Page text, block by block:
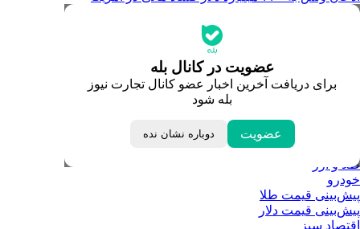
عضویت در کانال بله
برای دریافت آخرین اخبار عضو کانال تجارت نیوز
بله شود
عضویت دوباره نشان نده
جدیدترین قیمت‌ها
قیمت درهم امارات
لحظه تحویل سال
داغ‌ترین‌های اقتصادی
طلا و ارز
خودرو
پیش‌بینی قیمت طلا
پیش‌بینی قیمت دلار
اقتصاد سبز